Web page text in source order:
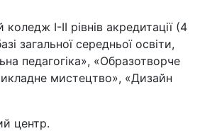
І-ІІ рівнів акредитації (4
загальної середньої освіти,
педагогіка», «Образотворче
мистецтво», «Дизайн
центр.